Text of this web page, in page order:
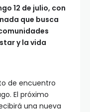
12 de julio, con
que busca
y la vida
de encuentro
El próximo
una nueva